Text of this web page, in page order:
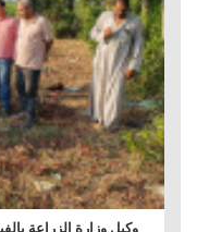
وكيل وزارة الزراعة